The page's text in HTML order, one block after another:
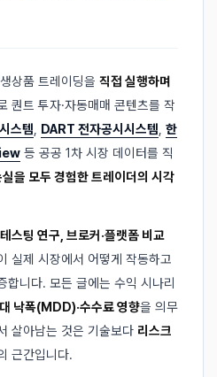
상품 트레이딩을 직접 실행하며
퀀트 투자·자동매매 콘텐츠를 작
스템, DART 전자공시시스템, 한
등 공공 1차 시장 데이터를 직
을 모두 경험한 트레이더의 시각
스팅 연구, 브로커·플랫폼 비교
실제 시장에서 어떻게 작동하고
합니다. 모든 글에는 수익 시나리
낙폭(MDD)·수수료 영향을 의무
살아남는 것은 기술보다 리스크
근간입니다.